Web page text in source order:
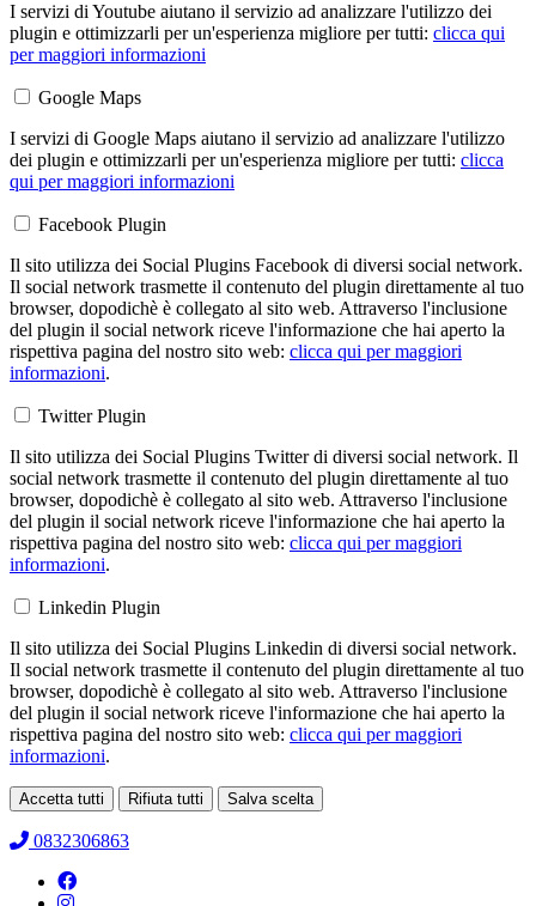
I servizi di Youtube aiutano il servizio ad analizzare l'utilizzo dei
plugin e ottimizzarli per un'esperienza migliore per tutti: clicca qui
per maggiori informazioni
Google Maps
I servizi di Google Maps aiutano il servizio ad analizzare l'utilizzo
dei plugin e ottimizzarli per un'esperienza migliore per tutti: clicca
qui per maggiori informazioni
Facebook Plugin
Il sito utilizza dei Social Plugins Facebook di diversi social network.
Il social network trasmette il contenuto del plugin direttamente al tuo
browser, dopodichè è collegato al sito web. Attraverso l'inclusione
del plugin il social network riceve l'informazione che hai aperto la
rispettiva pagina del nostro sito web: clicca qui per maggiori
informazioni.
Twitter Plugin
Il sito utilizza dei Social Plugins Twitter di diversi social network. Il
social network trasmette il contenuto del plugin direttamente al tuo
browser, dopodichè è collegato al sito web. Attraverso l'inclusione
del plugin il social network riceve l'informazione che hai aperto la
rispettiva pagina del nostro sito web: clicca qui per maggiori
informazioni.
Linkedin Plugin
Il sito utilizza dei Social Plugins Linkedin di diversi social network.
Il social network trasmette il contenuto del plugin direttamente al tuo
browser, dopodichè è collegato al sito web. Attraverso l'inclusione
del plugin il social network riceve l'informazione che hai aperto la
rispettiva pagina del nostro sito web: clicca qui per maggiori
informazioni.
Accetta tutti Rifiuta tutti Salva scelta
0832306863